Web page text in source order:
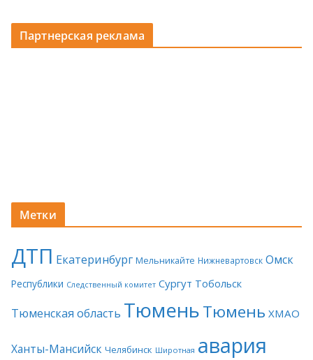
Партнерская реклама
Метки
ДТП Екатеринбург Мельникайте Нижневартовск Омск
Республики Следственный комитет Сургут Тобольск
Тюменская область ТюменьТюмень ХМАО
Ханты-Мансийск Челябинск Широтная авария